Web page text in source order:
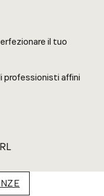
il tuo
professionisti affini